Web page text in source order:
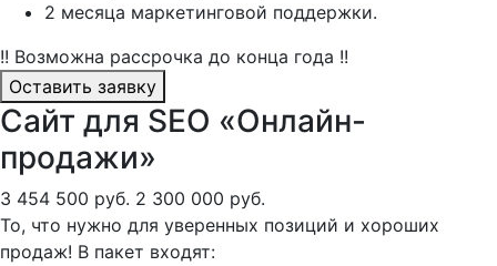
2 месяца маркетинговой поддержки.
!! Возможна рассрочка до конца года !!
Оставить заявку
Сайт для SEO «Онлайн-
продажи»
3 454 500 руб. 2 300 000 руб.
То, что нужно для уверенных позиций и хороших
продаж! В пакет входят: